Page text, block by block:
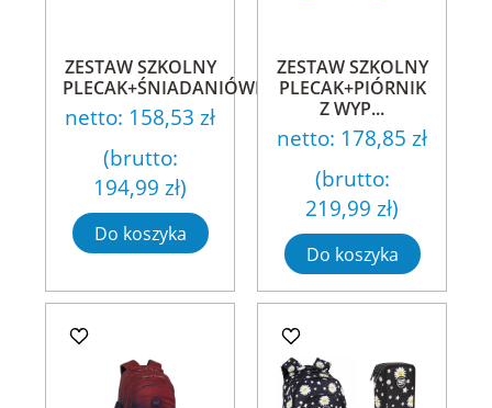
ZESTAW SZKOLNY
PLECAK+ŚNIADANIÓWKA+...
netto: 158,53 zł
(brutto:
194,99 zł)
Do koszyka
ZESTAW SZKOLNY
PLECAK+PIÓRNIK
Z WYP...
netto: 178,85 zł
(brutto:
219,99 zł)
Do koszyka